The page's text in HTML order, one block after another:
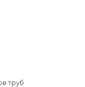
труб